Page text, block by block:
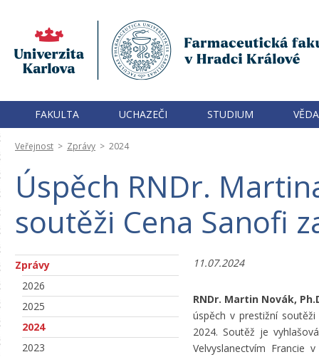
FAKULTA UCHAZEČI STUDIUM
Veřejnost > Zprávy > 2024
Úspěch RNDr.
soutěži Cena Sanofi
Zprávy
2026
2025
2024
2023
11.07.2024
RNDr. Martin Novák,
úspěch v prestižní
2024. Soutěž je
Velvyslanectvím Francie